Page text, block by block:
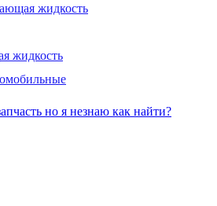
жидкость
жидкость
но я незнаю как найти?